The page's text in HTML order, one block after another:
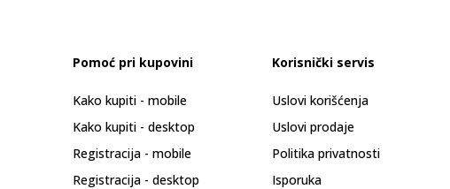
Pomoć pri kupovini
Kako kupiti - mobile
Kako kupiti - desktop
Registracija - mobile
Registracija - desktop
Korisnički servis
Uslovi korišćenja
Uslovi prodaje
Politika privatnosti
Isporuka